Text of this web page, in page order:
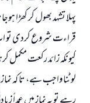
پہلا تشہد بھول کر کھڑا
قراءت شروع کردی تو
کیونکہ زائد رکعت مکمل
لوٹنا واجب ہے، تا کہ